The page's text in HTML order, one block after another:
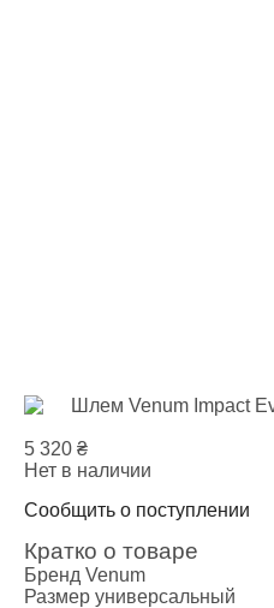
5 320 ₴
Нет в наличии
Сообщить о поступлении
Кратко о товаре
Бренд Venum
Размер универсальный